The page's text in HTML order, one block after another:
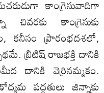
కాంగ్రెసువాదిగా
కాంగ్రెసుకు
కనీసం ప్రారంభదశలో,
బ్రిటిష్‌ రాజభక్తి దానికి
దానికి వెర్రినమ్మకం.
పద్ధతులు జిన్నాకు